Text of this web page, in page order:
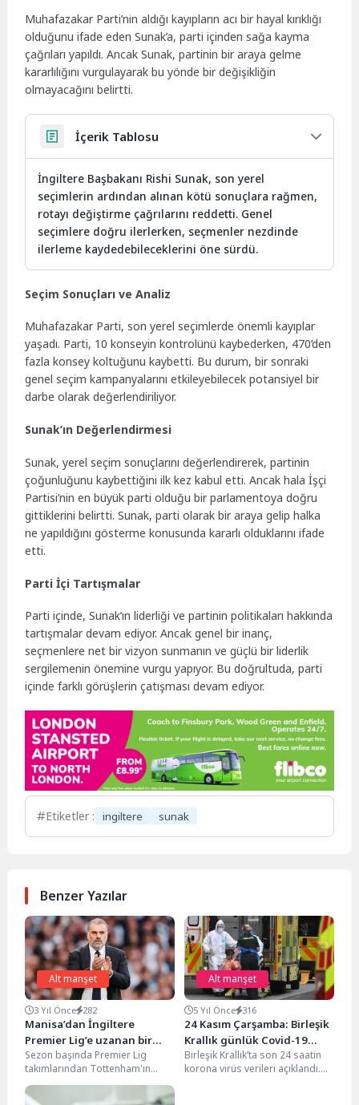
Muhafazakar Parti’nin aldığı kayıpların acı bir hayal kırıklığı
olduğunu ifade eden Sunak’a, parti içinden sağa kayma
çağrıları yapıldı. Ancak Sunak, partinin bir araya gelme
kararlılığını vurgulayarak bu yönde bir değişikliğin
olmayacağını belirtti.
İçerik Tablosu
İngiltere Başbakanı Rishi Sunak, son yerel
seçimlerin ardından alınan kötü sonuçlara rağmen,
rotayı değiştirme çağrılarını reddetti. Genel
seçimlere doğru ilerlerken, seçmenler nezdinde
ilerleme kaydedebileceklerini öne sürdü.
Seçim Sonuçları ve Analiz
Muhafazakar Parti, son yerel seçimlerde önemli kayıplar
yaşadı. Parti, 10 konseyin kontrolünü kaybederken, 470’den
fazla konsey koltuğunu kaybetti. Bu durum, bir sonraki
genel seçim kampanyalarını etkileyebilecek potansiyel bir
darbe olarak değerlendiriliyor.
Sunak’ın Değerlendirmesi
Sunak, yerel seçim sonuçlarını değerlendirerek, partinin
çoğunluğunu kaybettiğini ilk kez kabul etti. Ancak hala İşçi
Partisi’nin en büyük parti olduğu bir parlamentoya doğru
gittiklerini belirtti. Sunak, parti olarak bir araya gelip halka
ne yapıldığını gösterme konusunda kararlı olduklarını ifade
etti.
Parti İçi Tartışmalar
Parti içinde, Sunak’ın liderliği ve partinin politikaları hakkında
tartışmalar devam ediyor. Ancak genel bir inanç,
seçmenlere net bir vizyon sunmanın ve güçlü bir liderlik
sergilemenin önemine vurgu yapıyor. Bu doğrultuda, parti
içinde farklı görüşlerin çatışması devam ediyor.
Etiketler : ingiltere sunak
Benzer Yazılar
Alt manşet
3 Yıl Önce 282
Manisa’dan İngiltere
Premier Lig’e uzanan bir
başarı hikayesi
Sezon başında Premier Lig
takımlarından Tottenham'ın
başına geçerek adından söz
ettirmeye başlayan Ange
Alt manşet
5 Yıl Önce 316
24 Kasım Çarşamba: Birleşik
Krallık günlük Covid-19
raporu
Birleşik Krallık’ta son 24 saatin
korona virüs verileri açıklandı.